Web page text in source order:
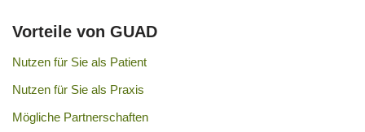
Vorteile von GUAD
Nutzen für Sie als Patient
Nutzen für Sie als Praxis
Mögliche Partnerschaften